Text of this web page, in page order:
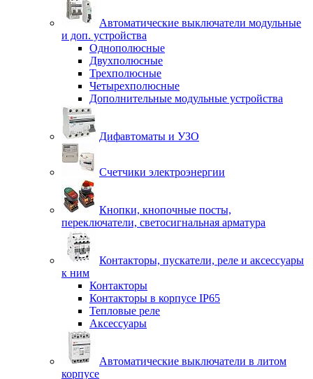
Автоматические выключатели модульные
и доп. устройства
Однополюсные
Двухполюсные
Трехполюсные
Четырехполюсные
Дополнительные модульные устройства
Дифавтоматы и УЗО
Счетчики электроэнергии
Кнопки, кнопочные посты,
переключатели, светосигнальная арматура
Контакторы, пускатели, реле и аксессуары
к ним
Контакторы
Контакторы в корпусе IP65
Тепловые реле
Аксессуары
Автоматические выключатели в литом
корпусе